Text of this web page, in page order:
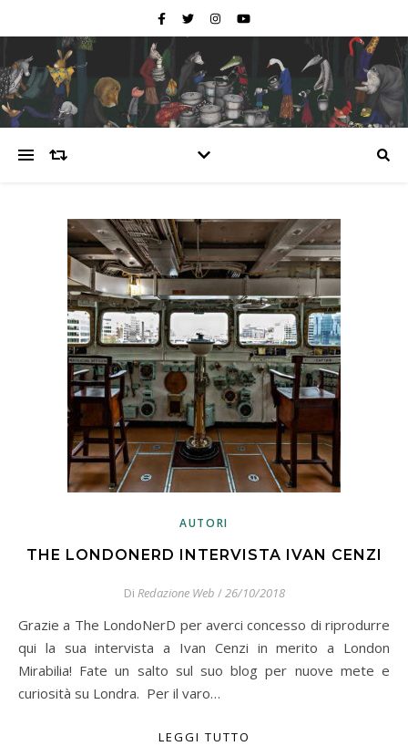
AUTORI
THE LONDONERD INTERVISTA IVAN CENZI
Di Redazione Web /26/10/2018
Grazie a The LondoNerD per averci concesso di riprodurre
qui la sua intervista a Ivan Cenzi in merito a London
Mirabilia! Fate un salto sul suo blog per nuove mete e
curiosità su Londra. Per il varo…
LEGGI TUTTO